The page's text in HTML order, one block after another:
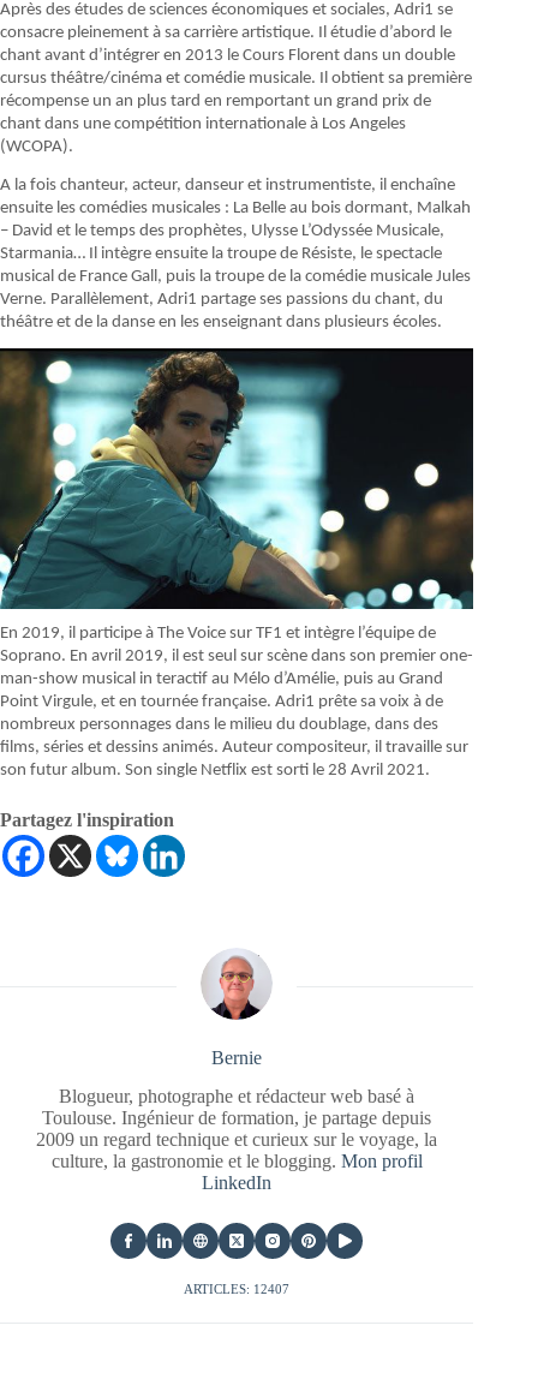
Après des études de sciences économiques et sociales, Adri1 se
consacre pleinement à sa carrière artistique. Il étudie d’abord le
chant avant d’intégrer en 2013 le Cours Florent dans un double
cursus théâtre/cinéma et comédie musicale. Il obtient sa première
récompense un an plus tard en remportant un grand prix de
chant dans une compétition internationale à Los Angeles
(WCOPA).
A la fois chanteur, acteur, danseur et instrumentiste, il enchaîne
ensuite les comédies musicales : La Belle au bois dormant, Malkah
– David et le temps des prophètes, Ulysse L’Odyssée Musicale,
Starmania… Il intègre ensuite la troupe de Résiste, le spectacle
musical de France Gall, puis la troupe de la comédie musicale Jules
Verne. Parallèlement, Adri1 partage ses passions du chant, du
théâtre et de la danse en les enseignant dans plusieurs écoles.
En 2019, il participe à The Voice sur TF1 et intègre l’équipe de
Soprano. En avril 2019, il est seul sur scène dans son premier one-
man-show musical in teractif au Mélo d’Amélie, puis au Grand
Point Virgule, et en tournée française. Adri1 prête sa voix à de
nombreux personnages dans le milieu du doublage, dans des
films, séries et dessins animés. Auteur compositeur, il travaille sur
son futur album. Son single Netflix est sorti le 28 Avril 2021.
Partagez l'inspiration
Bernie
Blogueur, photographe et rédacteur web basé à
Toulouse. Ingénieur de formation, je partage depuis
2009 un regard technique et curieux sur le voyage, la
culture, la gastronomie et le blogging. Mon profil
LinkedIn
ARTICLES: 12407